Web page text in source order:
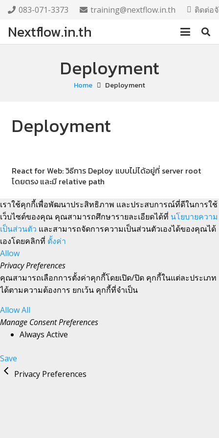
083-071-3373 training@nextflow.in.th ติดต่อ
Nextflow.in.th
Deployment
Home Deployment
Deployment
React for Web: วิธีการ Deploy แบบไม่ได้อยู่ที่ server root
โดยตรง และมี relative path
เราใช้คุกกี้เพื่อพัฒนาประสิทธิภาพ และประสบการณ์ที่ดีในการใช้
เว็บไซต์ของคุณ คุณสามารถศึกษารายละเอียดได้ที่ นโยบายความ
เป็นส่วนตัว และสามารถจัดการความเป็นส่วนตัวเองได้ของคุณได้
เองโดยคลิกที่ ตั้งค่า
Allow
Privacy Preferences
คุณสามารถเลือกการตั้งค่าคุกกี้โดยเปิด/ปิด คุกกี้ในแต่ละประเภท
ได้ตามความต้องการ ยกเว้น คุกกี้ที่จำเป็น
Allow All
Manage Consent Preferences
Always Active
Save
Privacy Preferences